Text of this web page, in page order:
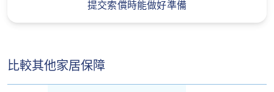
提交索償時能做好準備
比較其他家居保障